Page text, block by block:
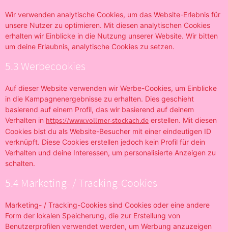
Wir verwenden analytische Cookies, um das Website-Erlebnis für
unsere Nutzer zu optimieren. Mit diesen analytischen Cookies
erhalten wir Einblicke in die Nutzung unserer Website. Wir bitten
um deine Erlaubnis, analytische Cookies zu setzen.
5.3 Werbecookies
Auf dieser Website verwenden wir Werbe-Cookies, um Einblicke
in die Kampagnenergebnisse zu erhalten. Dies geschieht
basierend auf einem Profil, das wir basierend auf deinem
Verhalten in https://www.vollmer-stockach.de erstellen. Mit diesen
Cookies bist du als Website-Besucher mit einer eindeutigen ID
verknüpft. Diese Cookies erstellen jedoch kein Profil für dein
Verhalten und deine Interessen, um personalisierte Anzeigen zu
schalten.
5.4 Marketing- / Tracking-Cookies
Marketing- / Tracking-Cookies sind Cookies oder eine andere
Form der lokalen Speicherung, die zur Erstellung von
Benutzerprofilen verwendet werden, um Werbung anzuzeigen